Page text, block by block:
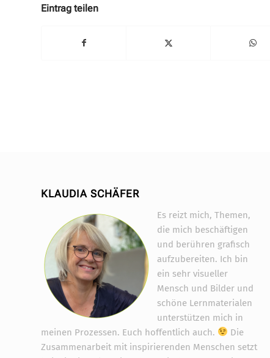
Eintrag teilen
KLAUDIA SCHÄFER
Es reizt mich, Themen,
die mich beschäftigen
und berühren grafisch
aufzubereiten. Ich bin
ein sehr visueller
Mensch und Bilder und
schöne Lernmaterialen
unterstützen mich in
meinen Prozessen. Euch hoffentlich auch.
Die
Zusammenarbeit mit inspirierenden Menschen setzt